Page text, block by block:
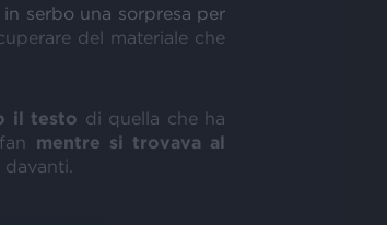
in serbo una sorpresa per
del materiale che
il testo di quella che ha
mentre si trovava al